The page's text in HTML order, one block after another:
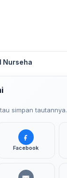
Nurseha
simpan tautannya.
Facebook